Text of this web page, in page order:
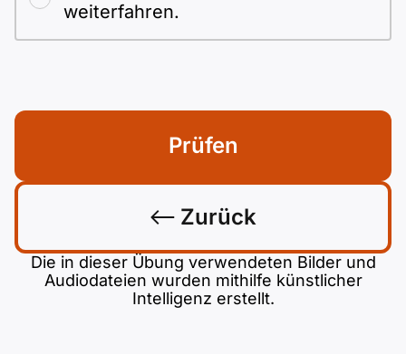
Lebenslauf erstellen
weiterfahren.
Zurück
Prüfen
Die in dieser Übung verwendeten Bilder und
Audiodateien wurden mithilfe künstlicher
Intelligenz erstellt.